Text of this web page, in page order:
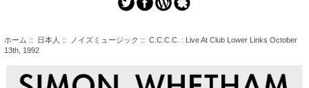
ホーム :: 日本人 :: ノイズミュージック :: C.C.C.C. : Live At Club Lower Links October
13th, 1992